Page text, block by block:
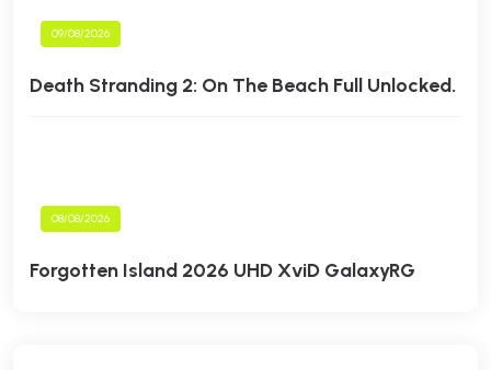
09/08/2026
Death Stranding 2: On The Beach Full Unlocked.
08/08/2026
Forgotten Island 2026 UHD XviD GalaxyRG